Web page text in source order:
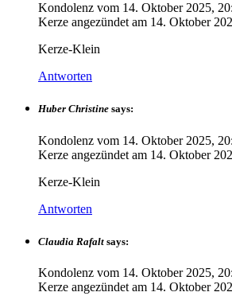
Kondolenz vom 14. Oktober 2025,
Kerze angezündet am 14. Oktober
Kerze-Klein
Antworten
Huber Christine says:
Kondolenz vom 14. Oktober 2025,
Kerze angezündet am 14. Oktober
Kerze-Klein
Antworten
Claudia Rafalt says:
Kondolenz vom 14. Oktober 2025,
Kerze angezündet am 14. Oktober